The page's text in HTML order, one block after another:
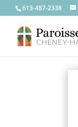
613-487-2338